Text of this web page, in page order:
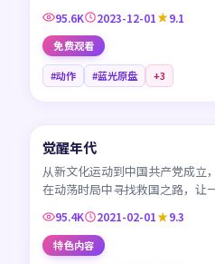
95.6K 2023-12-01 9.1
免费观看
#动作 #蓝光原盘 +3
CN
觉醒年代
从新文化运动到中国共产党成立
在动荡时局中寻找救国之路，让
95.4K 2021-02-01 9.3
特色内容